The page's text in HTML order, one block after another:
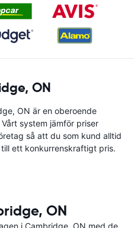
ON
ON är en oberoende
system jämför priser
så att du som kund alltid
ett konkurrenskraftigt pris.
ON
i Cambridge, ON med de